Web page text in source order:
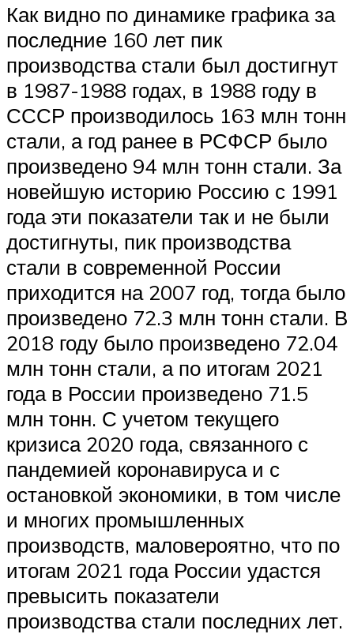
Как видно по динамике графика за
последние 160 лет пик
производства стали был достигнут
в 1987-1988 годах, в 1988 году в
СССР производилось 163 млн тонн
стали, а год ранее в РСФСР было
произведено 94 млн тонн стали. За
новейшую историю Россию с 1991
года эти показатели так и не были
достигнуты, пик производства
стали в современной России
приходится на 2007 год, тогда было
произведено 72.3 млн тонн стали. В
2018 году было произведено 72.04
млн тонн стали, а по итогам 2021
года в России произведено 71.5
млн тонн. С учетом текущего
кризиса 2020 года, связанного с
пандемией коронавируса и с
остановкой экономики, в том числе
и многих промышленных
производств, маловероятно, что по
итогам 2021 года России удастся
превысить показатели
производства стали последних лет.